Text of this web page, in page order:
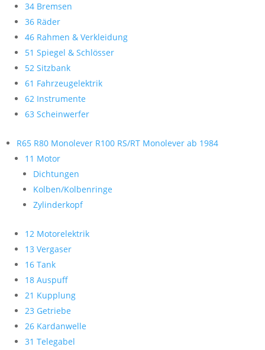
34 Bremsen
36 Räder
46 Rahmen & Verkleidung
51 Spiegel & Schlösser
52 Sitzbank
61 Fahrzeugelektrik
62 Instrumente
63 Scheinwerfer
R65 R80 Monolever R100 RS/RT Monolever ab 1984
11 Motor
Dichtungen
Kolben/Kolbenringe
Zylinderkopf
12 Motorelektrik
13 Vergaser
16 Tank
18 Auspuff
21 Kupplung
23 Getriebe
26 Kardanwelle
31 Telegabel